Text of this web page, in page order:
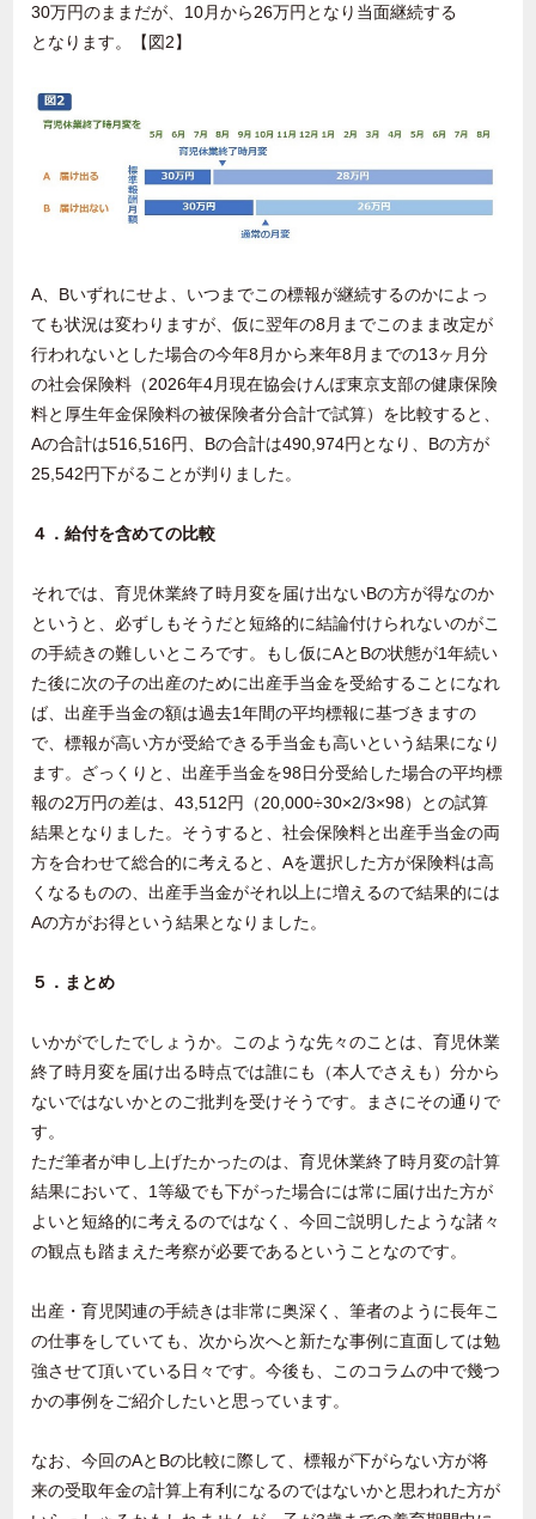
30万円のままだが、10月から26万円となり当面継続する
となります。【図2】
A、Bいずれにせよ、いつまでこの標報が継続するのかによっ
ても状況は変わりますが、仮に翌年の8月までこのまま改定が
行われないとした場合の今年8月から来年8月までの13ヶ月分
の社会保険料（2026年4月現在協会けんぽ東京支部の健康保険
料と厚生年金保険料の被保険者分合計で試算）を比較すると、
Aの合計は516,516円、Bの合計は490,974円となり、Bの方が
25,542円下がることが判りました。
４．給付を含めての比較
それでは、育児休業終了時月変を届け出ないBの方が得なのか
というと、必ずしもそうだと短絡的に結論付けられないのがこ
の手続きの難しいところです。もし仮にAとBの状態が1年続い
た後に次の子の出産のために出産手当金を受給することになれ
ば、出産手当金の額は過去1年間の平均標報に基づきますの
で、標報が高い方が受給できる手当金も高いという結果になり
ます。ざっくりと、出産手当金を98日分受給した場合の平均標
報の2万円の差は、43,512円（20,000÷30×2/3×98）との試算
結果となりました。そうすると、社会保険料と出産手当金の両
方を合わせて総合的に考えると、Aを選択した方が保険料は高
くなるものの、出産手当金がそれ以上に増えるので結果的には
Aの方がお得という結果となりました。
５．まとめ
いかがでしたでしょうか。このような先々のことは、育児休業
終了時月変を届け出る時点では誰にも（本人でさえも）分から
ないではないかとのご批判を受けそうです。まさにその通りで
す。
ただ筆者が申し上げたかったのは、育児休業終了時月変の計算
結果において、1等級でも下がった場合には常に届け出た方が
よいと短絡的に考えるのではなく、今回ご説明したような諸々
の観点も踏まえた考察が必要であるということなのです。
出産・育児関連の手続きは非常に奥深く、筆者のように長年こ
の仕事をしていても、次から次へと新たな事例に直面しては勉
強させて頂いている日々です。今後も、このコラムの中で幾つ
かの事例をご紹介したいと思っています。
なお、今回のAとBの比較に際して、標報が下がらない方が将
来の受取年金の計算上有利になるのではないかと思われた方が